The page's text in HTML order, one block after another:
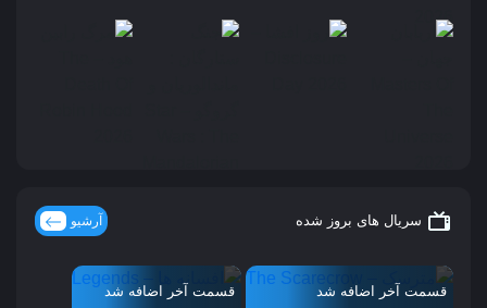
سریال های بروز شده آرشیو
قسمت آخر اضافه شد قسمت آخر اضافه شد